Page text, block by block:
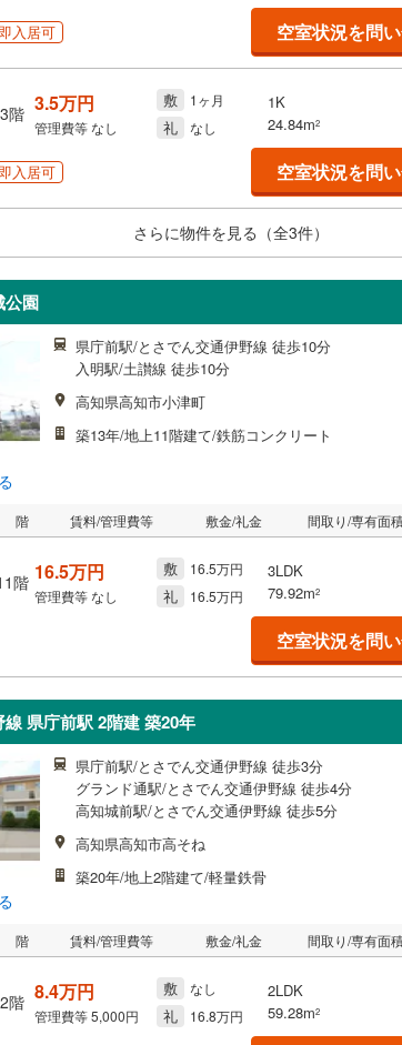
入居可 空室状況を問
3階 3.5万円
管理費等なし
敷 1ヶ月
礼 なし
1K
24.84m2
入居可 空室状況を問
さらに物件を見る（全3件）
公園
県庁前駅/とさでん交通伊野線 徒歩10分
入明駅/土讃線 徒歩10分
高知県高知市小津町
築13年/地上11階建て/鉄筋コンクリート
階 賃料/管理費等 敷金/礼金 間取り/専有面
階 16.5万円
管理費等なし
敷 16.5万円
礼 16.5万円
3LDK
79.92m2
空室状況を問
県庁前駅 2階建 築20年
県庁前駅/とさでん交通伊野線 徒歩3分
グランド通駅/とさでん交通伊野線 徒歩4分
高知城前駅/とさでん交通伊野線 徒歩5分
高知県高知市高そね
築20年/地上2階建て/軽量鉄骨
階 賃料/管理費等 敷金/礼金 間取り/専有面
2階 8.4万円
管理費等5,000円
敷 なし
礼 16.8万円
2LDK
59.28m2